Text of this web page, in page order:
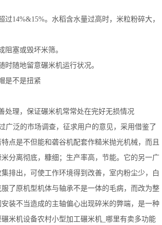
14%&15%。水稻含水量过高时，米粒粉碎大，
塞或毁坏米筛。
随地留意碾米机运行状况。
是不是扭紧
理，保证碾米机常常处在完好无损情况
泛的市场调查，征求用户的意见，采用借鉴了
点是不但能和砻谷机配套作糙米抛光机械，而且
分离彻底，糠细；生产率高，节能。它的另一广
排出，可使工作环境得到改善，室内粉尘少，白
了原机型机体与轴承不是一体的毛病，而改为整
装不当造成的主轴偏心出现碎米的弊端，是一种
米机设备农村小型加工碾米机_哪里有卖多功能